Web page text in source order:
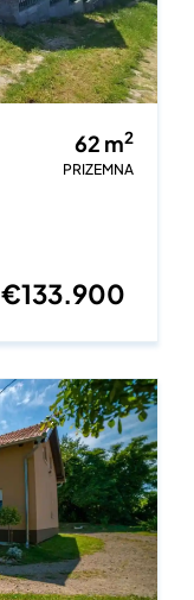
62 m2
PRIZEMNA
€133.900